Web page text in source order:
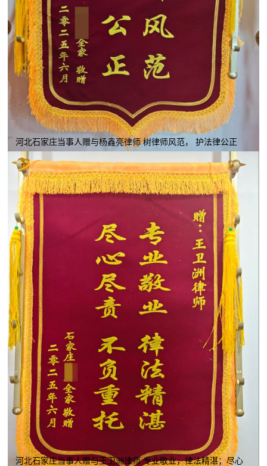
河北石家庄当事人赠与杨鑫亮律师 树律师风范， 护法律公正
河北石家庄当事人赠与王卫洲律师 专业敬业，律法精湛；尽心